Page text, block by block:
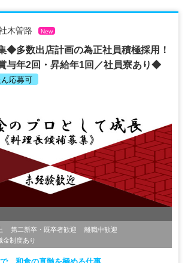
木曽路 New
◆多数出店計画の為正社員積極採用！
与年2回・昇給年1回／社員寮あり◆
応募可
第二新卒・既卒者歓迎
離職中歓迎
金制度あり